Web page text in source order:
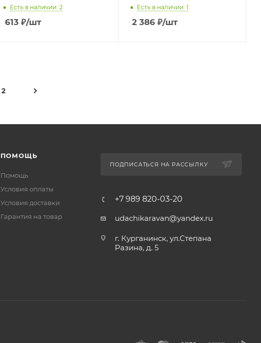
Есть в наличии: 2
613₽/шт
Есть в наличии: 1
2 386 ₽/шт
2
ПОМОЩЬ
Помощь
Условия оплаты
Условия доставки
Гарантия на товар
ПОДПИСАТЬСЯ НА РАССЫЛКУ
+7 989 820-03-20
udachikaravan@yandex.ru
г. Курганинск, ул.Степана
Разина, д. 5